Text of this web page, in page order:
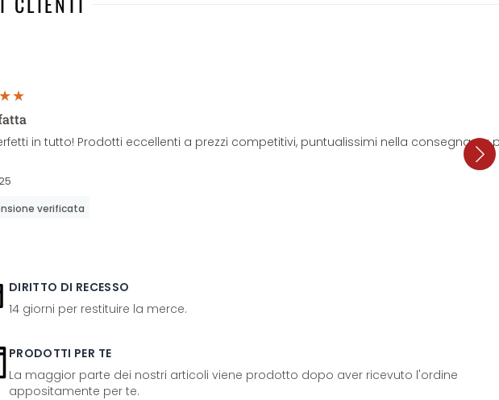
in tutto! Prodotti eccellenti a prezzi competitivi, puntualissimi nella consegna. La
verificata
DIRITTO DI RECESSO
14 giorni per restituire la merce.
PRODOTTI PER TE
La maggior parte dei nostri articoli viene prodotto dopo aver ricevuto l'ordine
appositamente per te.